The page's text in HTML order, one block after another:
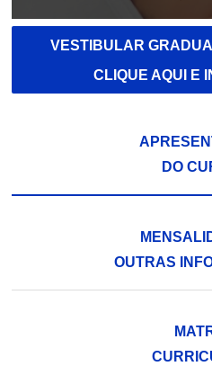
VESTIBULAR
CLIQUE AQUI E
DO
OUTRAS